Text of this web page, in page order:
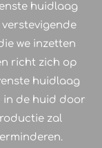
huidlaag
we inzetten
richt zich op
huidlaag
in de huid door
zal